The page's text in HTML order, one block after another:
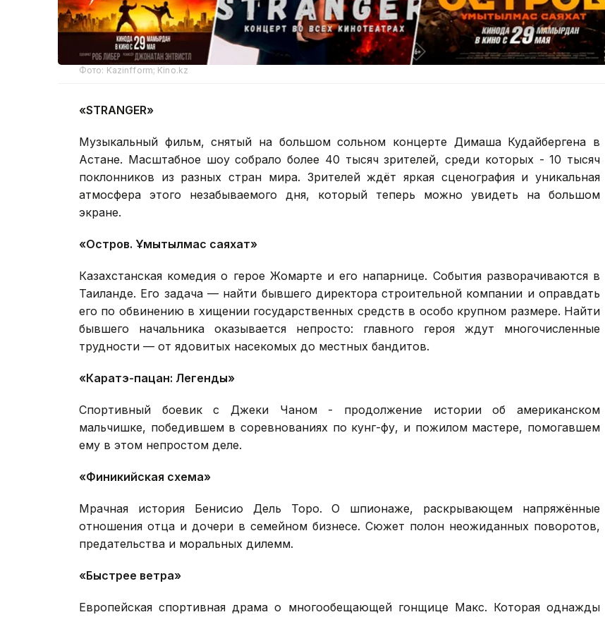
Фото: Kazinfform; Kino.kz
«STRANGER»
Музыкальный фильм, снятый на большом сольном концерте Димаша Кудайбергена в
Астане. Масштабное шоу собрало более 40 тысяч зрителей, среди которых - 10 тысяч
поклонников из разных стран мира. Зрителей ждёт яркая сценография и уникальная
атмосфера этого незабываемого дня, который теперь можно увидеть на большом
экране.
«Остров. Ұмытылмас саяхат»
Казахстанская комедия о герое Жомарте и его напарнице. События разворачиваются в
Таиланде. Его задача — найти бывшего директора строительной компании и оправдать
его по обвинению в хищении государственных средств в особо крупном размере. Найти
бывшего начальника оказывается непросто: главного героя ждут многочисленные
трудности — от ядовитых насекомых до местных бандитов.
«Каратэ-пацан: Легенды»
Спортивный боевик с Джеки Чаном - продолжение истории об американском
мальчишке, победившем в соревнованиях по кунг-фу, и пожилом мастере, помогавшем
ему в этом непростом деле.
«Финикийская схема»
Мрачная история Бенисио Дель Торо. О шпионаже, раскрывающем напряжённые
отношения отца и дочери в семейном бизнесе. Сюжет полон неожиданных поворотов,
предательства и моральных дилемм.
«Быстрее ветра»
Европейская спортивная драма о многообещающей гонщице Макс. Которая однажды